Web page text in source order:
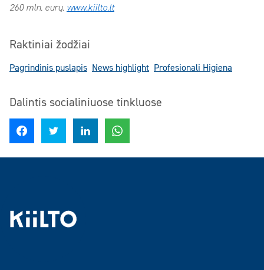
260 mln. eurų. www.kiilto.lt
Raktiniai žodžiai
Pagrindinis puslapis News highlight Profesionali Higiena
Dalintis socialiniuose tinkluose
Dalintis Facebook Dalintis Twitter Dalintis LinkedIn